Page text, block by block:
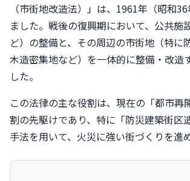
（市街地改造法）」は、1961年（昭和
ました。戦後の復興期において、公共施
ど）の整備と、その周辺の市街地（特に
木造密集地など）を一体的に整備・改造
した。
この法律の主な役割は、現在の「都市再
割の先駆けであり、特に「防災建築街区
手法を用いて、火災に強い街づくりを進